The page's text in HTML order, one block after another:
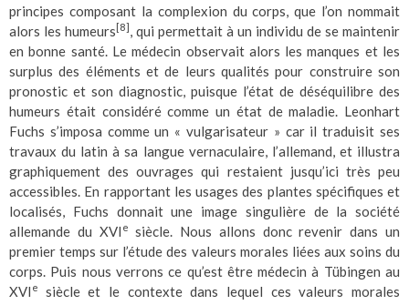
principes composant la complexion du corps, que l’on nommait
alors les humeurs [8] , qui permettait à un individu de se maintenir
en bonne santé. Le médecin observait alors les manques et les
surplus des éléments et de leurs qualités pour construire son
pronostic et son diagnostic, puisque l’état de déséquilibre des
humeurs était considéré comme un état de maladie. Leonhart
Fuchs s’imposa comme un « vulgarisateur » car il traduisit ses
travaux du latin à sa langue vernaculaire, l’allemand, et illustra
graphiquement des ouvrages qui restaient jusqu’ici très peu
accessibles. En rapportant les usages des plantes spécifiques et
localisés, Fuchs donnait une image singulière de la société
allemande du XVI e
siècle. Nous allons donc revenir dans un
premier temps sur l’étude des valeurs morales liées aux soins du
corps. Puis nous verrons ce qu’est être médecin à Tübingen au
XVI e siècle et le contexte dans lequel ces valeurs morales